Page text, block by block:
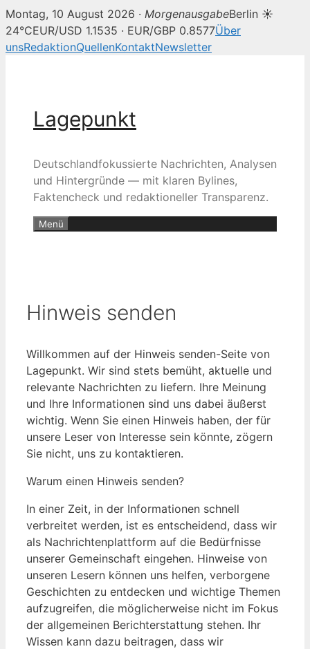
Montag, 10 August 2026 · MorgenausgabeBerlin ☀
24°CEUR/USD 1.1535 · EUR/GBP 0.8577Über
unsRedaktionQuellenKontaktNewsletter
Lagepunkt
Deutschlandfokussierte Nachrichten, Analysen
und Hintergründe — mit klaren Bylines,
Faktencheck und redaktioneller Transparenz.
Menü
Hinweis senden
Willkommen auf der Hinweis senden-Seite von
Lagepunkt. Wir sind stets bemüht, aktuelle und
relevante Nachrichten zu liefern. Ihre Meinung
und Ihre Informationen sind uns dabei äußerst
wichtig. Wenn Sie einen Hinweis haben, der für
unsere Leser von Interesse sein könnte, zögern
Sie nicht, uns zu kontaktieren.
Warum einen Hinweis senden?
In einer Zeit, in der Informationen schnell
verbreitet werden, ist es entscheidend, dass wir
als Nachrichtenplattform auf die Bedürfnisse
unserer Gemeinschaft eingehen. Hinweise von
unseren Lesern können uns helfen, verborgene
Geschichten zu entdecken und wichtige Themen
aufzugreifen, die möglicherweise nicht im Fokus
der allgemeinen Berichterstattung stehen. Ihr
Wissen kann dazu beitragen, dass wir